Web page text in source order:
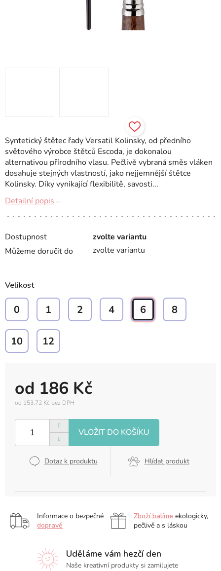
Dostupnost
zvolte variantu
Můžeme doručit do
zvolte variantu
od 186 Kč
od 153,72 Kč bez DPH
cena:
Dotaz k produktu Hlídat produkt
Velikost
0 1 2 4 6 8
10 12
Syntetický štětec řady Versatil Kolinsky, od předního
světového výrobce štětců Escoda, je dokonalou
alternativou přírodního vlasu. Pečlivě vybraná směs vláken
dosahuje stejných vlastností, jako nejjemnější štětce
Kolinsky. Díky vynikající flexibilitě, savosti...
Detailní popis
Informace o bezpečné
dopravě
Zboží balíme ekologicky,
pečlivě a s láskou
Uděláme vám hezčí den
Naše kreativní produkty si zamilujete